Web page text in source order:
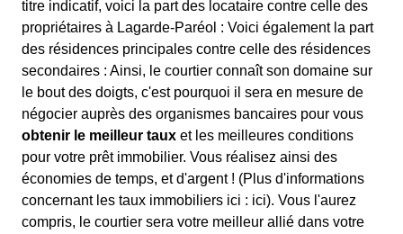
titre indicatif, voici la part des locataire contre celle des
propriétaires à Lagarde-Paréol : Voici également la part
des résidences principales contre celle des résidences
secondaires : Ainsi, le courtier connaît son domaine sur
le bout des doigts, c'est pourquoi il sera en mesure de
négocier auprès des organismes bancaires pour vous
obtenir le meilleur taux et les meilleures conditions
pour votre prêt immobilier. Vous réalisez ainsi des
économies de temps, et d'argent ! (Plus d'informations
concernant les taux immobiliers ici : ici). Vous l'aurez
compris, le courtier sera votre meilleur allié dans votre